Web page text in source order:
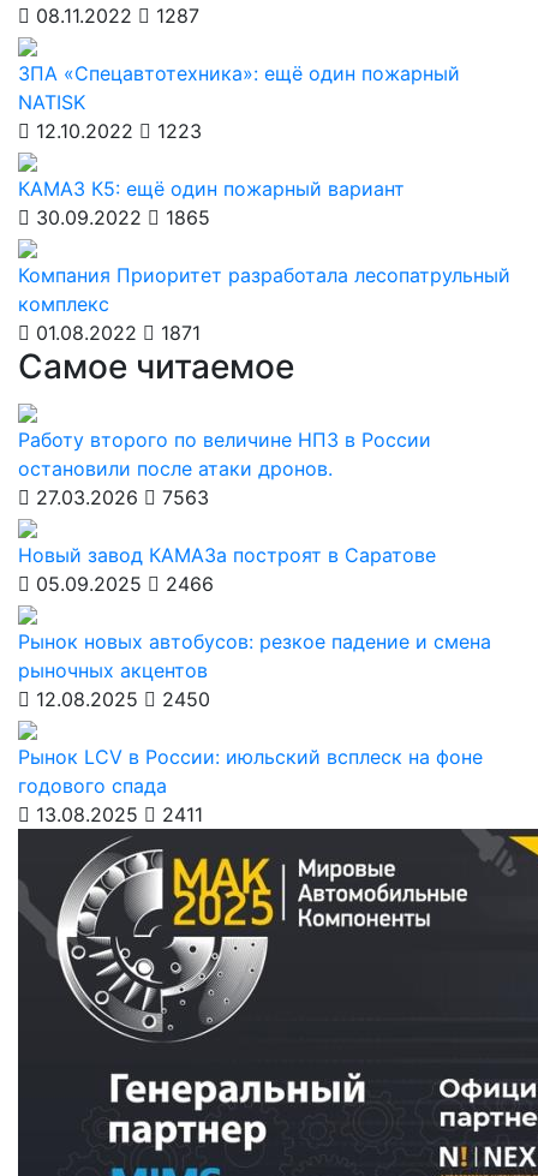
08.11.2022
1287
ЗПА «Спецавтотехника»: ещё один пожарный
NATISK
12.10.2022
1223
КАМАЗ К5: ещё один пожарный вариант
30.09.2022
1865
Компания Приоритет разработала лесопатрульный
комплекс
01.08.2022
1871
Самое читаемое
Работу второго по величине НПЗ в России
остановили после атаки дронов.
27.03.2026
7563
Новый завод КАМАЗа построят в Саратове
05.09.2025
2466
Рынок новых автобусов: резкое падение и смена
рыночных акцентов
12.08.2025
2450
Рынок LCV в России: июльский всплеск на фоне
годового спада
13.08.2025
2411